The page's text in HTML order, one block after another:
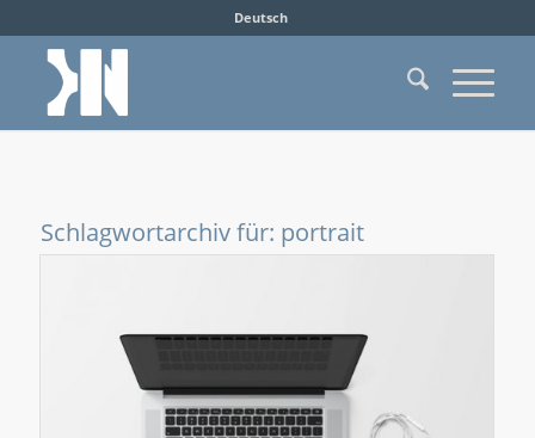
Deutsch
Schlagwortarchiv für: portrait